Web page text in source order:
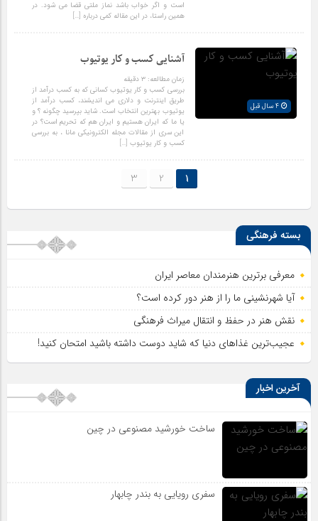
است و اگر خواب باشد نماز ملتی قضا می شود. در
همین راستا، در این مقاله کمی درباره […]
آشنایی کسب و کار یوتیوب
زمان مطالعه:۳ دقیقه
بررسی کسب و کار یوتیوب کسانی که به کسب درآمد از
طریق اینترنت و دلاری می اندیشند، کسب درآمد از
یوتیوب بهترین انتخاب است. شاید بپرسید چگونه ؟ و
یا ما که ایران هستیم و ایران هم که تحریم است؟ در
این سری از مقالات مجله الکترونیکی مانا ، به بررسی
کسب و کار یوتیوب […]
1
2
3
بسته فرهنگی
معرفی برترین هنرمندان معاصر ایران
آیا شهرنشینی ما را از هنر دور کرده است؟
نقش هنر در حفظ و انتقال میراث فرهنگی
عجیب‌ترین غذاهای دنیا که شاید دوست داشته باشید امتحان کنید!
آخرین اخبار
ساخت خورشید مصنوعی در چین
سفری رویایی به بندر چابهار